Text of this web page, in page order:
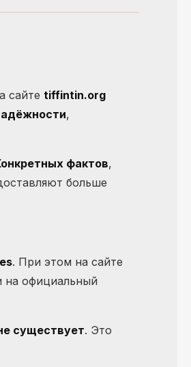
сайте tiffintin.org
,
фактов,
больше
. При этом на сайте
на официальный
существует. Это